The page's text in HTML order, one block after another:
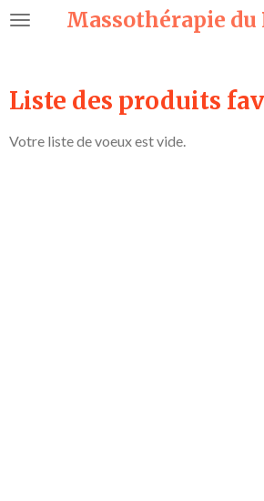
Passer
Massothérapie du
Liste des produits
Votre liste de voeux est vide.